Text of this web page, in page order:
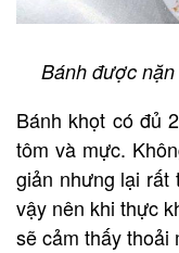
Bánh được
Bánh khọt có đủ
tôm và mực.
giản nhưng lại rất
vậy nên khi thực
sẽ cảm thấy thoải